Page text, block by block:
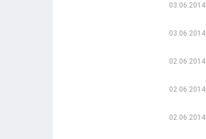
03.06.2014
03.06.2014
02.06.2014
02.06.2014
02.06.2014